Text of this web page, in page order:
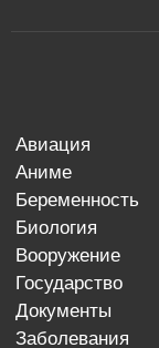
авиация
аниме
беременность
биология
вооружение
государство
документы
заболевания